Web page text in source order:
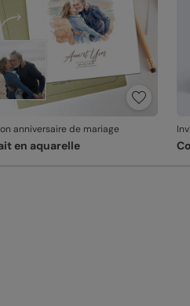
anniversaire de mariage
en aquarelle